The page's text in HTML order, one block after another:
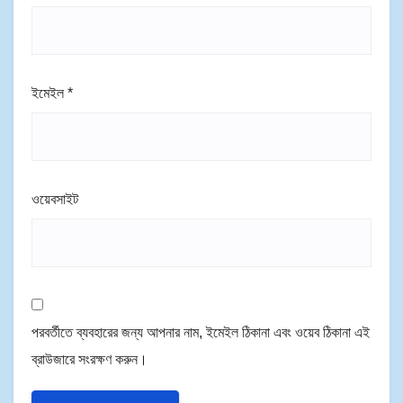
ইমেইল *
ওয়েবসাইট
পরবর্তীতে ব্যবহারের জন্য আপনার নাম, ইমেইল ঠিকানা এবং ওয়েব ঠিকানা এই
ব্রাউজারে সংরক্ষণ করুন।